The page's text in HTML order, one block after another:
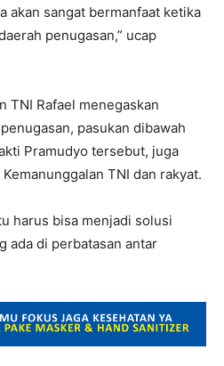
akan sangat bermanfaat ketika
penugasan,” ucap
TNI Rafael menegaskan
pasukan dibawah
Pramudyo tersebut, juga
TNI dan rakyat.
harus bisa menjadi solusi
ada di perbatasan antar